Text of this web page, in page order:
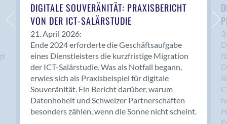
Basel
Bassersdorf
Belp
Bendern
Benken (SG)
Bergdietikon
Berlin
Bern
Bern - Liebefeld
DIGITALE SOUVERÄNITÄT: PRAXISBERICHT
VON DER ICT-SALÄRSTUDIE
21. April 2026:
Ende 2024 erforderte die Geschäftsaufgabe
eines Dienstleisters die kurzfristige Migration
der ICT-Salärstudie. Was als Notfall begann,
erwies sich als Praxisbeispiel für digitale
Souveränität. Ein Bericht darüber, warum
Datenhoheit und Schweizer Partnerschaften
besonders zählen, wenn die Sonne nicht scheint.